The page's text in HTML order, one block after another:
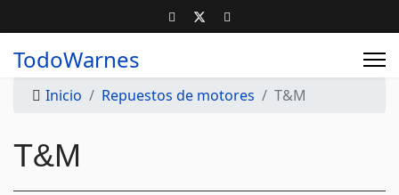
TodoWarnes
Inicio Repuestos de motores T&M
T&M